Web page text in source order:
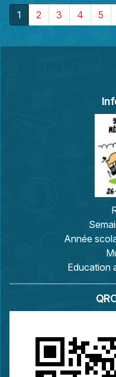
1 2 3 4 5
Année
Education